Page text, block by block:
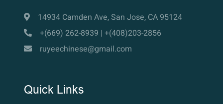
14934 Camden Ave, San Jose, CA 95124
+(669) 262-8939 | +(408)203-2856
ruyeechinese@gmail.com
Quick Links